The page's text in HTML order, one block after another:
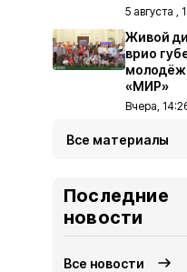
5 августа ,
Живой
врио
«МИР»
Вчера,
Все материалы
Последние
новости
Все новости